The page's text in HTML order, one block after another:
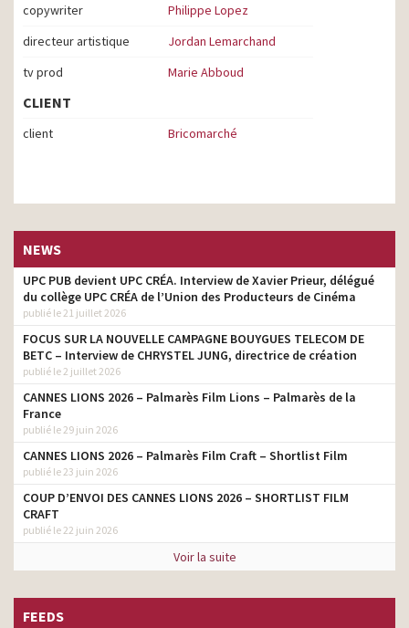
copywriter
Philippe Lopez
directeur artistique
Jordan Lemarchand
tv prod
Marie Abboud
CLIENT
client Bricomarché
NEWS
UPC PUB devient UPC CRÉA. Interview de Xavier Prieur, délégué
du collège UPC CRÉA de l’Union des Producteurs de Cinéma
publié le 21 juillet 2026
FOCUS SUR LA NOUVELLE CAMPAGNE BOUYGUES TELECOM DE
BETC – Interview de CHRYSTEL JUNG, directrice de création
publié le 2 juillet 2026
CANNES LIONS 2026 – Palmarès Film Lions – Palmarès de la
France
publié le 29 juin 2026
CANNES LIONS 2026 – Palmarès Film Craft – Shortlist Film
publié le 23 juin 2026
COUP D’ENVOI DES CANNES LIONS 2026 – SHORTLIST FILM
CRAFT
publié le 22 juin 2026
Voir la suite
FEEDS